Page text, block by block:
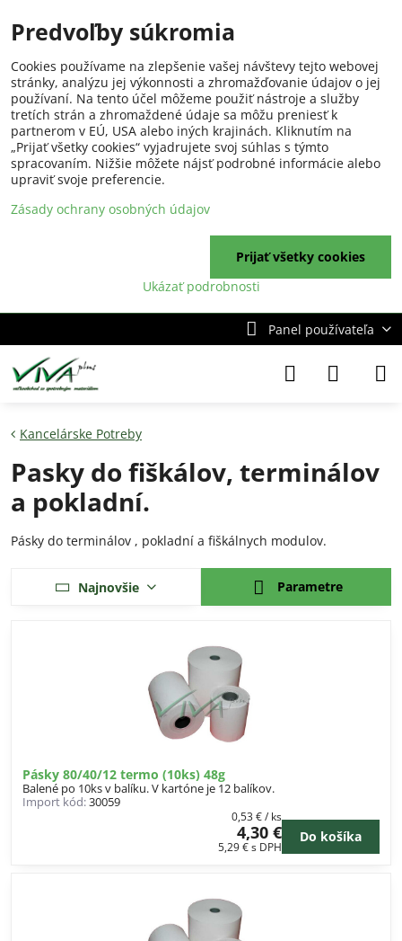
Panel používateľa
Kancelárske Potreby
Pasky do fiškálov, terminálov
a pokladní.
Pásky do terminálov , pokladní a fiškálnych modulov.
Najnovšie Parametre
Pásky 80/40/12 termo (10ks) 48g
Balené po 10ks v balíku. V kartóne je 12 balíkov.
Import kód:30059
4,30 €
5,29 €s DPH
0,53 €/ ks
Do košíka
Predvoľby súkromia
Cookies používame na zlepšenie vašej návštevy tejto webovej
stránky, analýzu jej výkonnosti a zhromažďovanie údajov o jej
používaní. Na tento účel môžeme použiť nástroje a služby
tretích strán a zhromaždené údaje sa môžu preniesť k
partnerom v EÚ, USA alebo iných krajinách. Kliknutím na
„Prijať všetky cookies“ vyjadrujete svoj súhlas s týmto
spracovaním. Nižšie môžete nájsť podrobné informácie alebo
upraviť svoje preferencie.
Zásady ochrany osobných údajov
Ukázať podrobnosti
Prijať všetky cookies